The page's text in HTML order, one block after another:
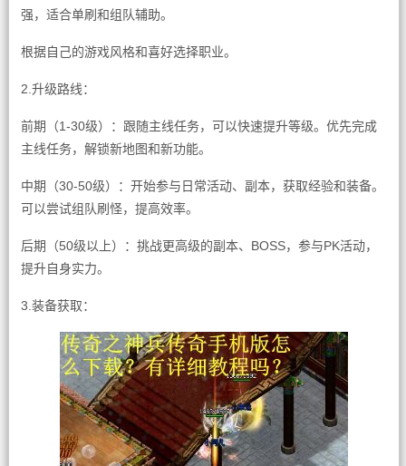
强，适合单刷和组队辅助。
根据自己的游戏风格和喜好选择职业。
2.升级路线：
前期（1-30级）：跟随主线任务，可以快速提升等级。优先完成
主线任务，解锁新地图和新功能。
中期（30-50级）：开始参与日常活动、副本，获取经验和装备。
可以尝试组队刷怪，提高效率。
后期（50级以上）：挑战更高级的副本、BOSS，参与PK活动，
提升自身实力。
3.装备获取：